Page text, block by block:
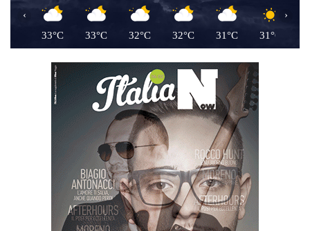
33°C 33°C 32°C 32°C 31°C 31°C
‹ ›